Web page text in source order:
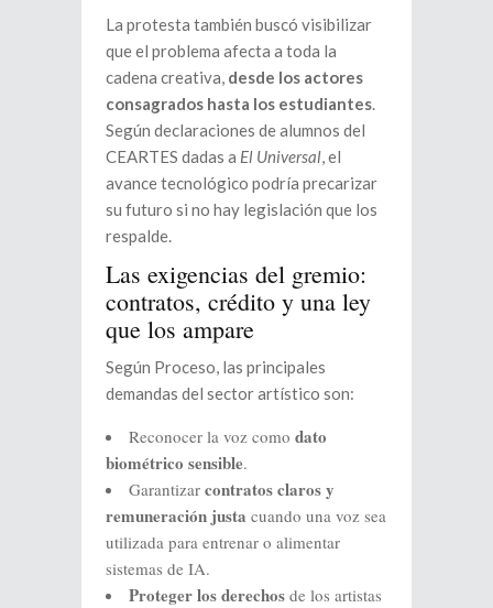
La protesta también buscó visibilizar
que el problema afecta a toda la
cadena creativa, desde los actores
consagrados hasta los estudiantes.
Según declaraciones de alumnos del
CEARTES dadas a El Universal, el
avance tecnológico podría precarizar
su futuro si no hay legislación que los
respalde.
Las exigencias del gremio:
contratos, crédito y una ley
que los ampare
Según Proceso, las principales
demandas del sector artístico son:
Reconocer la voz como dato
biométrico sensible.
Garantizar contratos claros y
remuneración justa cuando una voz sea
utilizada para entrenar o alimentar
sistemas de IA.
Proteger los derechos de los artistas